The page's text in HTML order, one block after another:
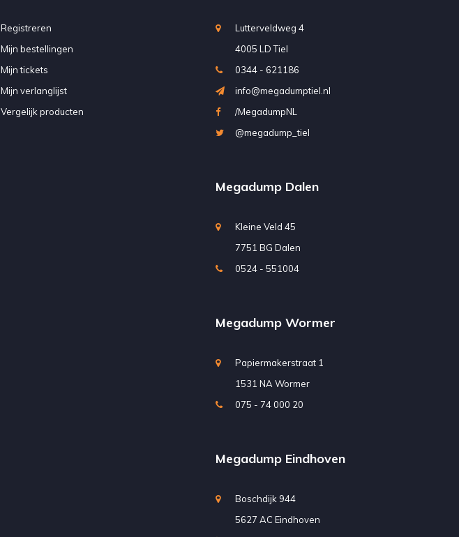
Registreren
Mijn bestellingen
Mijn tickets
Mijn verlanglijst
Vergelijk producten
Lutterveldweg 4
4005 LD Tiel
0344 - 621186
info@megadumptiel.nl
/MegadumpNL
@megadump_tiel
Megadump Dalen
Kleine Veld 45
7751 BG Dalen
0524 - 551004
Megadump Wormer
Papiermakerstraat 1
1531 NA Wormer
075 - 74 000 20
Megadump Eindhoven
Boschdijk 944
5627 AC Eindhoven